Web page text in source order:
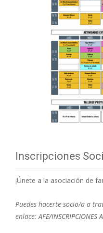
Inscripciones
¡Únete a la asociación de
Puedes hacerte socio/a a
enlace:AFE/INSCRIPCIONES